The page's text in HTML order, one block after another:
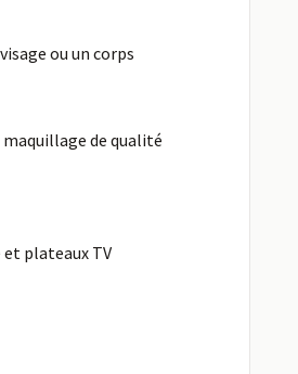
ou un corps
de qualité
plateaux TV